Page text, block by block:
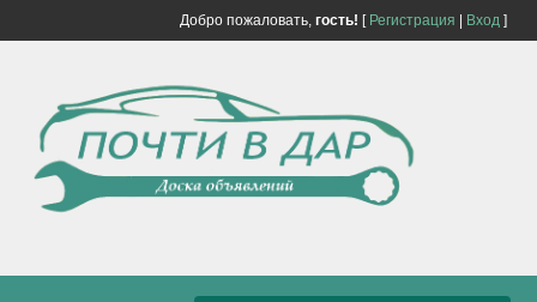
Добро пожаловать, гость! [ Регистрация Вход]